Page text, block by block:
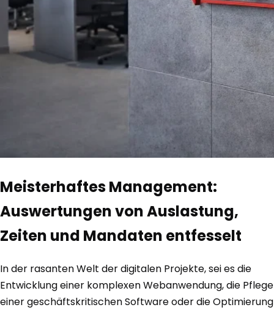
Meisterhaftes Management:
Auswertungen von Auslastung,
Zeiten und Mandaten entfesselt
In der rasanten Welt der digitalen Projekte, sei es die
Entwicklung einer komplexen Webanwendung, die Pflege
einer geschäftskritischen Software oder die Optimierung